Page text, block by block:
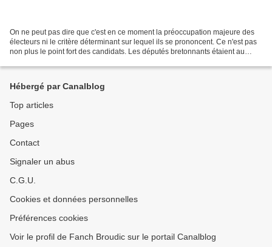
On ne peut pas dire que c'est en ce moment la préoccupation majeure des
électeurs ni le critère déterminant sur lequel ils se prononcent. Ce n'est pas
non plus le point fort des candidats. Les députés bretonnants étaient au
Hébergé par Canalblog
Top articles
Pages
Contact
Signaler un abus
C.G.U.
Cookies et données personnelles
Préférences cookies
Voir le profil de Fanch Broudic sur le portail Canalblog